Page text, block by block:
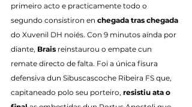
primeiro acto e practicamente todo o
segundo consistiron en chegada tras chegada
do Xuvenil DH noiés. Con 9 minutos aínda por
diante, Brais reinstaurou o empate cun
remate directo de falta. Foi a única fisura
defensiva dun Sibuscascoche Ribeira FS que,
capitaneado polo seu porteiro, resistiu ata o